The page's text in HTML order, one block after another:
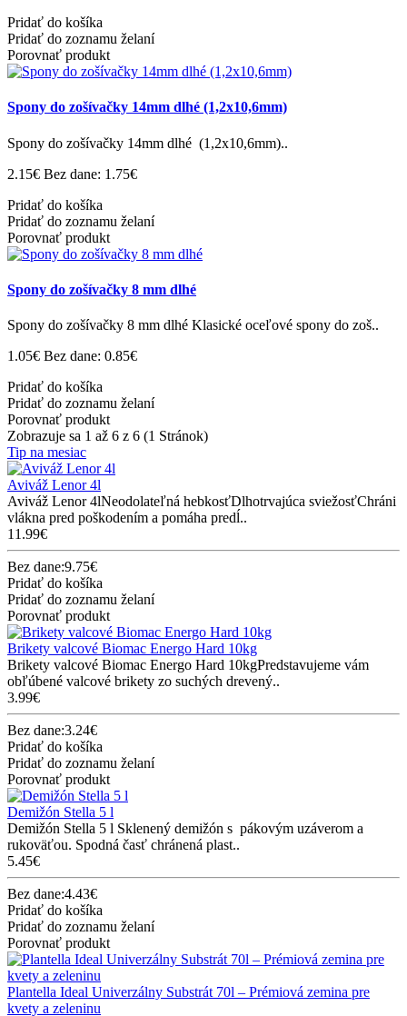
Pridať do košíka
Pridať do zoznamu želaní
Porovnať produkt
Spony do zošívačky 14mm dlhé (1,2x10,6mm)
Spony do zošívačky 14mm dlhé (1,2x10,6mm)..
2.15€ Bez dane: 1.75€
Pridať do košíka
Pridať do zoznamu želaní
Porovnať produkt
Spony do zošívačky 8 mm dlhé
Spony do zošívačky 8 mm dlhé Klasické oceľové spony do zoš..
1.05€ Bez dane: 0.85€
Pridať do košíka
Pridať do zoznamu želaní
Porovnať produkt
Zobrazuje sa 1 až 6 z 6 (1 Stránok)
Tip na mesiac
Aviváž Lenor 4l
Aviváž Lenor 4lNeodolateľná hebkosťDlhotrvajúca sviežosťChráni
vlákna pred poškodením a pomáha predĺ..
11.99€
Bez dane:9.75€
Pridať do košíka
Pridať do zoznamu želaní
Porovnať produkt
Brikety valcové Biomac Energo Hard 10kg
Brikety valcové Biomac Energo Hard 10kgPredstavujeme vám
obľúbené valcové brikety zo suchých drevený..
3.99€
Bez dane:3.24€
Pridať do košíka
Pridať do zoznamu želaní
Porovnať produkt
Demižón Stella 5 l
Demižón Stella 5 l Sklenený demižón s pákovým uzáverom a
rukoväťou. Spodná časť chránená plast..
5.45€
Bez dane:4.43€
Pridať do košíka
Pridať do zoznamu želaní
Porovnať produkt
Plantella Ideal Univerzálny Substrát 70l – Prémiová zemina pre
kvety a zeleninu